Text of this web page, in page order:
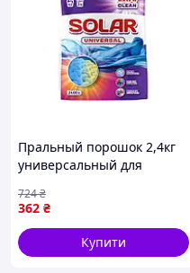
Пральный порошок 2,4кг
универсальный для
стирки эффективный для
белых и цветных тканей
362 ₴
724₴
Купити